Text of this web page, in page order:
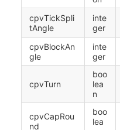
cpvTickSpli
tAngle
inte
ger
cpvBlockAn
gle
inte
ger
cpvTurn
boo
lea
n
cpvCapRou
nd
boo
lea